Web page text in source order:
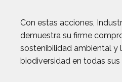
Con estas acciones,
demuestra su firme
sostenibilidad ambiental y
biodiversidad en todas sus